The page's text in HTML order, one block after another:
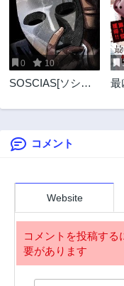
0 10
SOSCIAS[ソシア
最
世
コメント
Website
コメントを投稿する
要があります